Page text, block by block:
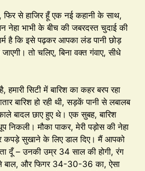
फिर से हाजिर हूँ एक नई कहानी के साथ,
नेहा भाभी के बीच की जबरदस्त चुदाई की
है कि इसे पढ़कर आपका लंड पानी छोड़
तो चलिए, बिना वक्त गंवाए, सीधे
हमारी सिटी में बारिश का कहर बरप रहा
बारिश हो रही थी, सड़कें पानी से लबालब
बादल छाए हुए थे। एक सुबह, बारिश
निकली। मौका पाकर, मेरी पड़ोस की नेहा
कपड़े सुखाने के लिए डाल दिए। मैं आपको
दूँ – उनकी उम्र 34 साल की होगी, रंग
बाल, और फिगर 34-30-36 का, ऐसा